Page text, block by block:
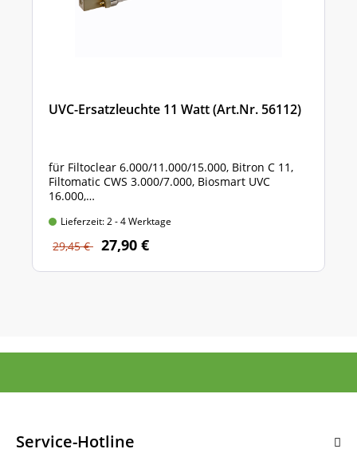
UVC-Ersatzleuchte 11 Watt (Art.Nr. 56112)
für Filtoclear 6.000/11.000/15.000, Bitron C 11,
Filtomatic CWS 3.000/7.000, Biosmart UVC
16.000,
ClearTronic 11 W, Vitronic 11 W
Lieferumfang: 1 Stück
Lieferzeit: 2 - 4 Werktage
29,45 € 27,90 €
Service-Hotline